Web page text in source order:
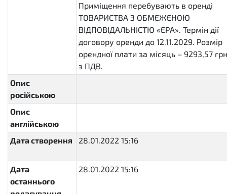
Приміщення перебувають в оренді
ТОВАРИСТВА З ОБМЕЖЕНОЮ
ВІДПОВІДАЛЬНІСТЮ «ЕРА». Термін дії
договору оренди до 12.11.2029. Розмір
орендної плати за місяць – 9293,57
з ПДВ.
Опис
російською
Опис
англійською
Дата створення
28.01.2022 15:16
Дата
останнього
28.01.2022 15:16